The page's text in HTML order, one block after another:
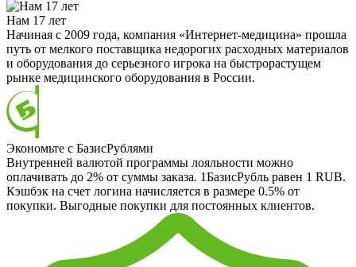
Нам 17 лет
Начиная с 2009 года, компания «Интернет-медицина» прошла
путь от мелкого поставщика недорогих расходных материалов
и оборудования до серьезного игрока на быстрорастущем
рынке медицинского оборудования в России.
Экономьте с БазисРублями
Внутренней валютой программы лояльности можно
оплачивать до 2% от суммы заказа. 1БазисРубль равен 1 RUB.
Кэшбэк на счет логина начисляется в размере 0.5% от
покупки. Выгодные покупки для постоянных клиентов.